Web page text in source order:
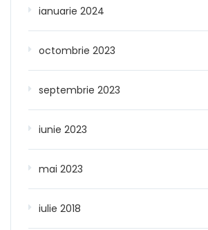
ianuarie 2024
octombrie 2023
septembrie 2023
iunie 2023
mai 2023
iulie 2018